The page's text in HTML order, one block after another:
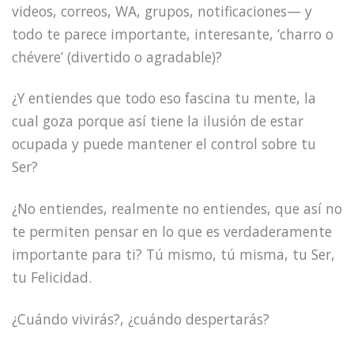
videos, correos, WA, grupos, notificaciones— y
todo te parece importante, interesante, ‘charro o
chévere’ (divertido o agradable)?
¿Y entiendes que todo eso fascina tu mente, la
cual goza porque así tiene la ilusión de estar
ocupada y puede mantener el control sobre tu
Ser?
¿No entiendes, realmente no entiendes, que así no
te permiten pensar en lo que es verdaderamente
importante para ti? Tú mismo, tú misma, tu Ser,
tu Felicidad.
¿Cuándo vivirás?, ¿cuándo despertarás?